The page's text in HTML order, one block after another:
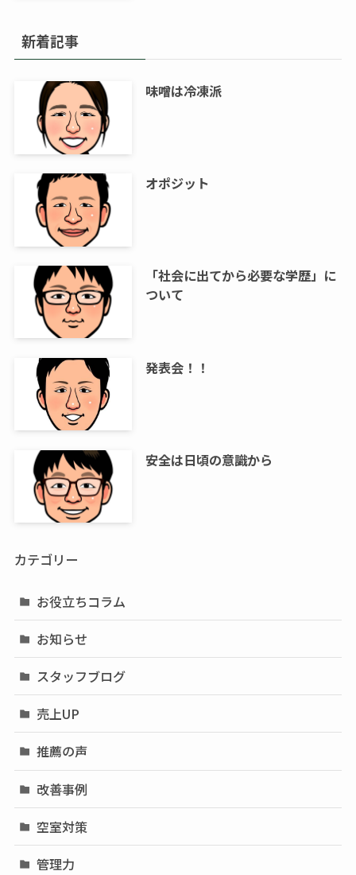
新着記事
味噌は冷凍派
オポジット
「社会に出てから必要な学歴」に
ついて
発表会！！
安全は日頃の意識から
カテゴリー
お役立ちコラム
お知らせ
スタッフブログ
売上UP
推薦の声
改善事例
空室対策
管理力